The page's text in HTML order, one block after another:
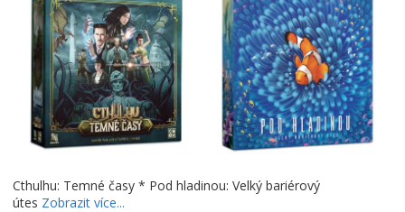
Cthulhu: Temné časy * Pod hladinou: Velký bariérový
útes Zobrazit více...